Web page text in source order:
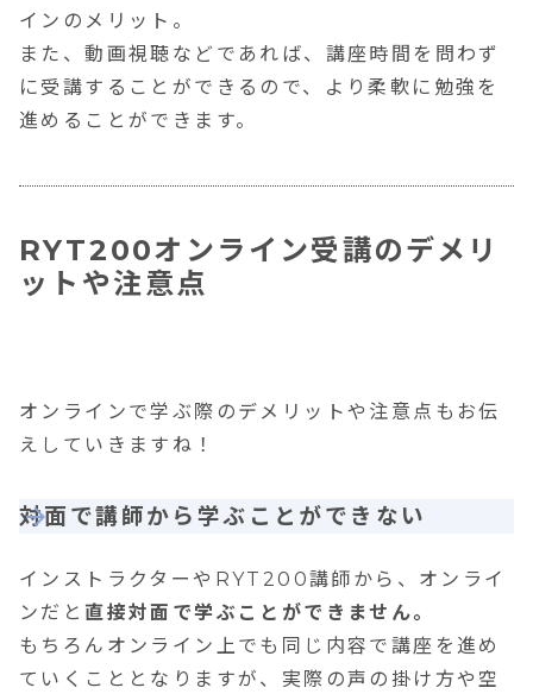
インのメリット。
また、動画視聴などであれば、講座時間を問わず
に受講することができるので、より柔軟に勉強を
進めることができます。
RYT200オンライン受講のデメリ
ットや注意点
オンラインで学ぶ際のデメリットや注意点もお伝
えしていきますね！
対面で講師から学ぶことができない
インストラクターやRYT200講師から、オンライ
ンだと 直接対面で学ぶことができません。
もちろんオンライン上でも同じ内容で講座を進め
ていくこととなりますが、実際の声の掛け方や空